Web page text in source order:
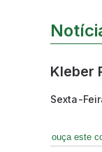
Kleber
Sexta-
ouça este